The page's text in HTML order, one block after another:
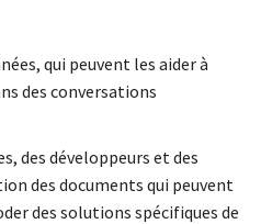
qui peuvent les aider à
des conversations
des développeurs et des
des documents qui peuvent
des solutions spécifiques de